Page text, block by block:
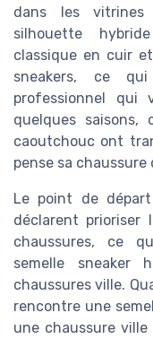
dans les vitrines
silhouette
classique en cuir
sneakers, ce
professionnel
quelques saisons,
caoutchouc ont
pense sa chaussure
Le point de
déclarent
chaussures, ce
semelle sneaker
chaussures ville.
rencontre une
une chaussure